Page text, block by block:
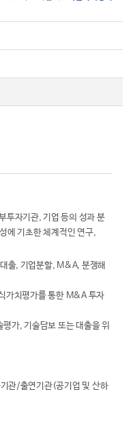
투자기관, 기업 등의 성과 분
에 기초한 체계적인 연구,
출, 기업분할, M&A, 분쟁해
가치평가를 통한 M&A 투자
가, 기술담보 또는 대출을 위
관/출연기관(공기업 및 산하